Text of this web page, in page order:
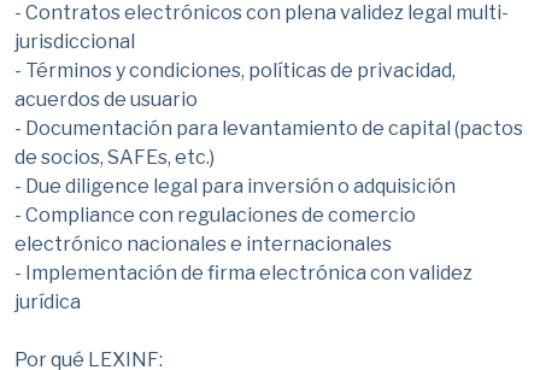
- Contratos electrónicos con plena validez legal multi-
jurisdiccional
- Términos y condiciones, políticas de privacidad,
acuerdos de usuario
- Documentación para levantamiento de capital (pactos
de socios, SAFEs, etc.)
- Due diligence legal para inversión o adquisición
- Compliance con regulaciones de comercio
electrónico nacionales e internacionales
- Implementación de firma electrónica con validez
jurídica
Por qué LEXINF: